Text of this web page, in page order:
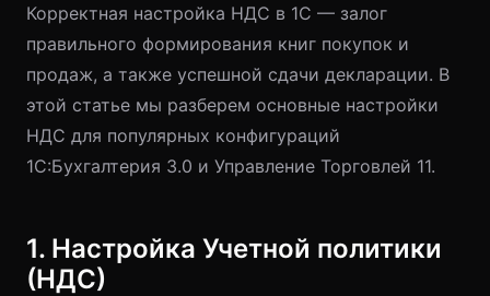
Корректная настройка НДС в 1С — залог
правильного формирования книг покупок и
продаж, а также успешной сдачи декларации. В
этой статье мы разберем основные настройки
НДС для популярных конфигураций
1С:Бухгалтерия 3.0 и Управление Торговлей 11.
1. Настройка Учетной политики
(НДС)